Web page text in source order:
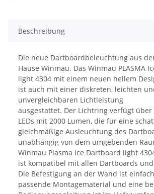
Beschreibung
Die neue Dartboardbeleuchtung aus
Hause Winmau. Das Winmau PLASMA
light 4304 mit einem neuen hellem
ist auch mit einer diskreten, leichten
unvergleichbaren Lichtleistung
ausgestattet. Der Lichtring verfügt über
LEDs mit 2000 Lumen, die für eine
gleichmäßige Ausleuchtung des
unabhängig von dem umgebenden
Winmau Plasma Ice Dartboard light
ist kompatibel mit allen Dartboards
Die Befestigung an der Wand ist
passende Montagematerial und eine